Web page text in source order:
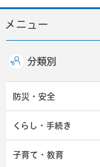
メニュー
分類別
防災・安全
くらし・手続き
子育て・教育